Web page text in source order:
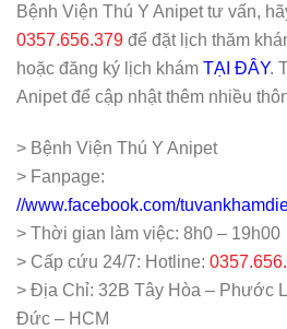
Bệnh Viện Thú Y Anipet tư vấn,
0357.656.379 để đặt lịch thăm
hoặc đăng ký lịch khám TẠI ĐÂY.
Anipet để cập nhật thêm nhiều
> Bệnh Viện Thú Y Anipet
> Fanpage:
//www.facebook.com/
> Thời gian làm việc: 8h0 – 19h00
> Cấp cứu 24/7: Hotline:
> Địa Chỉ: 32B Tây Hòa – Phước
Đức – HCM